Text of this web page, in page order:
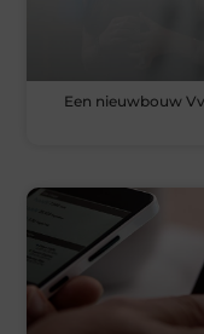
Een nieuwbouw